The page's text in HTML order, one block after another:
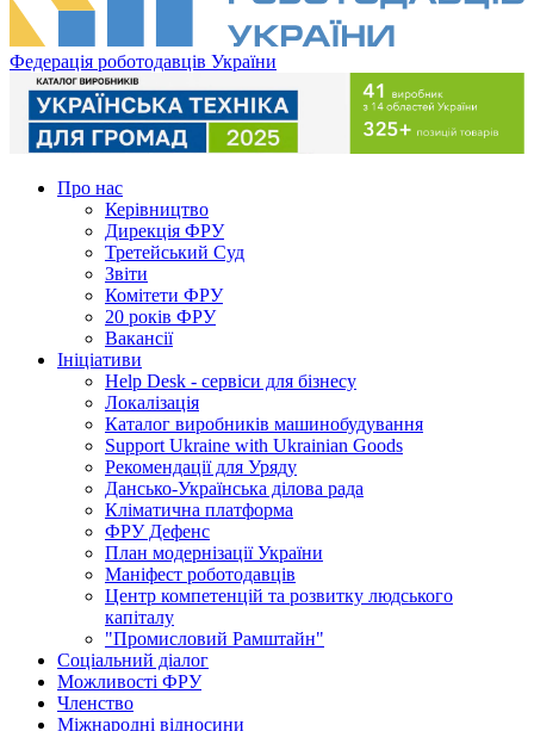
Федерація роботодавців України
Про нас
Керівництво
Дирекція ФРУ
Третейський Суд
Звіти
Комітети ФРУ
20 років ФРУ
Вакансії
Ініціативи
Help Desk - сервіси для бізнесу
Локалізація
Каталог виробників машинобудування
Support Ukraine with Ukrainian Goods
Рекомендації для Уряду
Дансько-Українська ділова рада
Кліматична платформа
ФРУ Дефенс
План модернізації України
Маніфест роботодавців
Центр компетенцій та розвитку людського
капіталу
"Промисловий Рамштайн"
Соціальний діалог
Можливості ФРУ
Членство
Міжнародні відносини